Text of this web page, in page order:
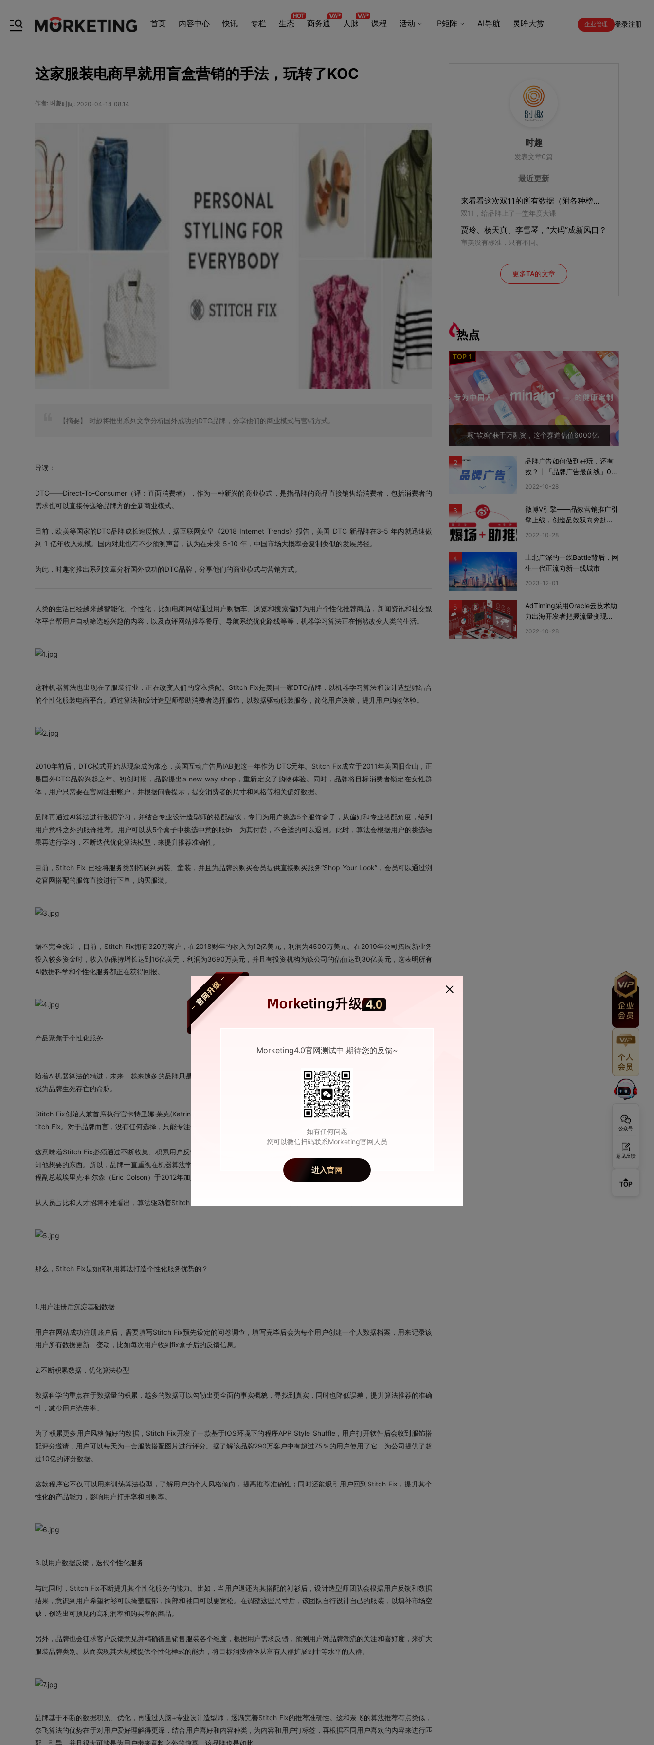
首页 内容中心 快讯 专栏 生态 商务通 人脉 课程 活动 IP矩阵 AI导航 灵眸大赏 企业管理 登录注册
这家服装电商早就用盲盒营销的手法，玩转了KOC
作者: 时趣时间: 2020-04-14 08:14
【摘要】 时趣将推出系列文章分析国外成功的DTC品牌，分享他们的商业模式与营销方式。
导读：
DTC——Direct-To-Consumer（译：直面消费者），作为一种新兴的商业模式，是指品牌的商品直接销售给消费者，包括消费者的
需求也可以直接传递给品牌方的全新商业模式。
目前，欧美等国家的DTC品牌成长速度惊人，据互联网女皇《2018 Internet Trends》报告，美国 DTC 新品牌在3-5 年内就迅速做
到 1 亿年收入规模。国内对此也有不少预测声音，认为在未来 5-10 年，中国市场大概率会复制类似的发展路径。
为此，时趣将推出系列文章分析国外成功的DTC品牌，分享他们的商业模式与营销方式。
人类的生活已经越来越智能化、个性化，比如电商网站通过用户购物车、浏览和搜索偏好为用户个性化推荐商品，新闻资讯和社交媒
体平台帮用户自动筛选感兴趣的内容，以及点评网站推荐餐厅、导航系统优化路线等等，机器学习算法正在悄然改变人类的生活。
这种机器算法也出现在了服装行业，正在改变人们的穿衣搭配。Stitch Fix是美国一家DTC品牌，以机器学习算法和设计造型师结合
的个性化服装电商平台。通过算法和设计造型师帮助消费者选择服饰，以数据驱动服装服务，简化用户决策，提升用户购物体验。
2010年前后，DTC模式开始从现象成为常态，美国互动广告局IAB把这一年作为 DTC元年。Stitch Fix成立于2011年美国旧金山，正
是国外DTC品牌兴起之年。初创时期，品牌提出a new way shop，重新定义了购物体验。同时，品牌将目标消费者锁定在女性群
体，用户只需要在官网注册账户，并根据问卷提示，提交消费者的尺寸和风格等相关偏好数据。
品牌再通过AI算法进行数据学习，并结合专业设计造型师的搭配建议，专门为用户挑选5个服饰盒子，从偏好和专业搭配角度，给到
用户意料之外的服饰推荐。用户可以从5个盒子中挑选中意的服饰，为其付费，不合适的可以退回。此时，算法会根据用户的挑选结
果再进行学习，不断迭代优化算法模型，来提升推荐准确性。
目前，Stitch Fix 已经将服务类别拓展到男装、童装，并且为品牌的购买会员提供直接购买服务“Shop Your Look”，会员可以通过浏
览官网搭配的服饰直接进行下单，购买服装。
据不完全统计，目前，Stitch Fix拥有320万客户，在2018财年的收入为12亿美元，利润为4500万美元。在2019年公司拓展新业务
投入较多资金时，收入仍保持增长达到16亿美元，利润为3690万美元，并且有投资机构为该公司的估值达到30亿美元，这表明所有
AI数据科学和个性化服务都正在获得回报。
产品聚焦于个性化服务
随着AI机器算法的精进，未来，越来越多的品牌只是为少部分消费族群服务。同时，值得品牌注意的是，未来不可避免的是个性化将
成为品牌生死存亡的命脉。
Stitch Fix创始人兼首席执行官卡特里娜·莱克(Katrina Lake)在一次采访谈到，如果一个人没有收到他喜欢的东西，他就会停止使用S
titch Fix。对于品牌而言，没有任何选择，只能专注于数据，留住用户。
这意味着Stitch Fix必须通过不断收集、积累用户反馈的反馈数据，不断把算法模型调教好，让它更符合用户兴趣偏好，帮助用户感
知他想要的东西。所以，品牌一直重视在机器算法学习上的投入和挖掘，该企业的董事会中技术人员占比35%，Netflix数据科学与工
程副总裁埃里克·科尔森（Eric Colson）于2012年加入，并担任其首席算法官。
从人员占比和人才招聘不难看出，算法驱动着Stitch Fix的一举一动。可见，数据算法是其核心产品服务，是塑造品牌价值的核心。
那么，Stitch Fix是如何利用算法打造个性化服务优势的？
1.用户注册后沉淀基础数据
用户在网站成功注册账户后，需要填写Stitch Fix预先设定的问卷调查，填写完毕后会为每个用户创建一个人数据档案，用来记录该
用户所有数据更新、变动，比如每次用户收到fix盒子后的反馈信息。
2.不断积累数据，优化算法模型
数据科学的重点在于数据量的积累，越多的数据可以勾勒出更全面的事实概貌，寻找到真实，同时也降低误差，提升算法推荐的准确
性，减少用户流失率。
为了积累更多用户风格偏好的数据，Stitch Fix开发了一款基于IOS环境下的程序APP Style Shuffle，用户打开软件后会收到服饰搭
配评分邀请，用户可以每天为一套服装搭配图片进行评分。据了解该品牌290万客户中有超过75％的用户使用了它，为公司提供了超
过10亿的评分数据。
这款程序它不仅可以用来训练算法模型，了解用户的个人风格倾向，提高推荐准确性；同时还能吸引用户回到Stitch Fix，提升其个
性化的产品能力，影响用户打开率和回购率。
3.以用户数据反馈，迭代个性化服务
与此同时，Stitch Fix不断提升其个性化服务的能力。比如，当用户退还为其搭配的衬衫后，设计造型师团队会根据用户反馈和数据
结果，意识到用户希望衬衫可以掩盖腹部，胸部和袖口可以更宽松。在调整这些尺寸后，该团队自行设计自己的服装，以填补市场空
缺，创造出可预见的高利润率和购买率的商品。
另外，品牌也会征求客户反馈意见并精确衡量销售服装各个维度，根据用户需求反馈，预测用户对品牌潮流的关注和喜好度，来扩大
服装品牌类别。从而实现其大规模提供个性化样式的能力，将目标消费群体从富有人群扩展到中等水平的人群。
品牌基于不断的数据积累、优化，再通过人脑+专业设计造型师，逐渐完善Stitch Fix的推荐准确性。这和奈飞的算法推荐有点类似，
奈飞算法的优势在于对用户爱好理解得更深，结合用户喜好和内容种类，为内容和用户打标签，再根据不同用户喜欢的内容来进行匹
配、引导，并且很大可能是为用户带来意料之外的惊喜，该品牌也是如此。
时趣
发表文章0篇
最近更新
来看看这次双11的所有数据（附各种榜单）
双11，给品牌上了一堂年度大课
贾玲、杨天真、李雪琴，“大码”成新风口？
审美没有标准，只有不同。
更多TA的文章
热点
一颗“软糖”获千万融资，这个赛道估值6000亿
2
品牌广告如何做到好玩，还有
效？丨「品牌广告最前线」02
2022-10-28
3
微博V引擎——品效营销推广引
擎上线，创造品效双向奔赴新
2022-10-28
4
上北广深的一线Battle背后，网
生一代正流向新一线城市
2023-12-01
5
AdTiming采用Oracle云技术助
力出海开发者把握流量变现新
2022-10-28
公众号
意见反馈
TOP
Morketing4.0官网测试中,期待您的反馈~
如有任何问题
您可以微信扫码联系Morketing官网人员
进入官网